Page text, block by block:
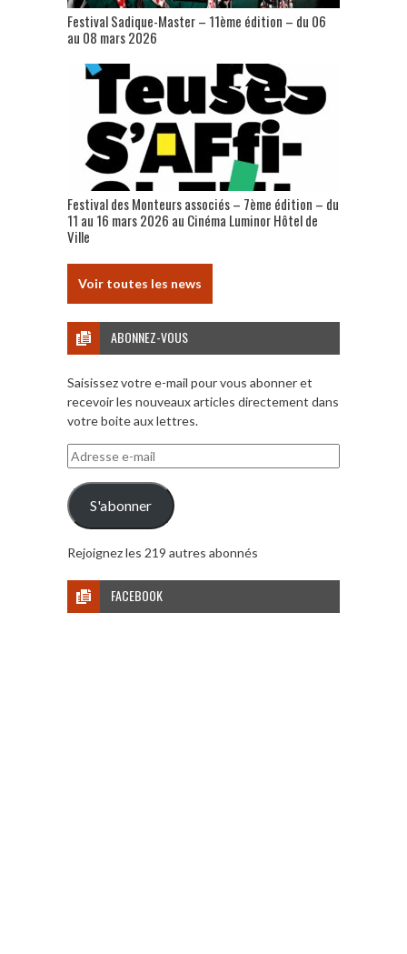
Festival Sadique-Master – 11ème édition – du 06
au 08 mars 2026
Festival des Monteurs associés – 7ème édition – du
11 au 16 mars 2026 au Cinéma Luminor Hôtel de
Ville
Voir toutes les news
ABONNEZ-VOUS
Saisissez votre e-mail pour vous abonner et
recevoir les nouveaux articles directement dans
votre boite aux lettres.
Adresse
e-
mail
S'abonner
Rejoignez les 219 autres abonnés
FACEBOOK